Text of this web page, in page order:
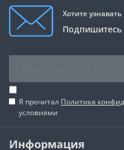
Хотите
Я прочитал Политика
условиями
Информация